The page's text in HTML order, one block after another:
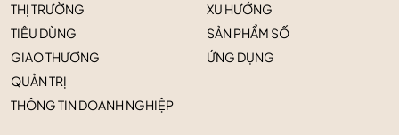
THỊ TRƯỜNG
TIÊU DÙNG
GIAO THƯƠNG
QUẢN TRỊ
THÔNG TIN DOANH NGHIỆP
XU HƯỚNG
SẢN PHẨM SỐ
ỨNG DỤNG